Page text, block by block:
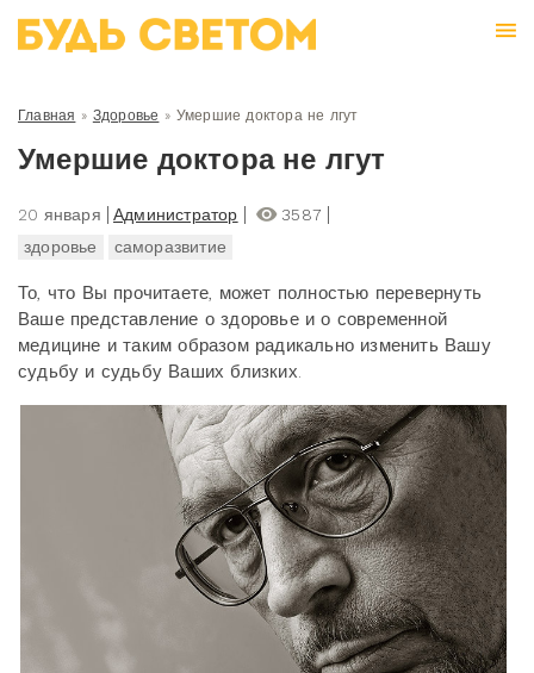
Главная » Здоровье » Умершие доктора не лгут
Умершие доктора не лгут
20 января Администратор
3587
здоровье
саморазвитие
То, что Вы прочитаете, может полностью перевернуть
Ваше представление о здоровье и о современной
медицине и таким образом радикально изменить Вашу
судьбу и судьбу Ваших близких.